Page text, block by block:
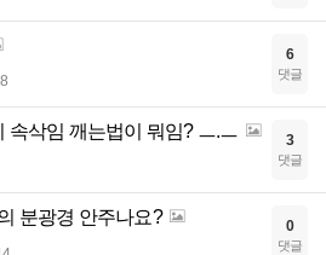
6
댓글
속삭임 깨는법이 뭐임? ㅡ.ㅡ 3
댓글
분광경 안주나요? 0
댓글